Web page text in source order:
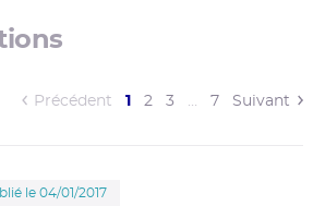
Précédent 1 (current)
2 3 … 7 Suivant
le 04/01/2017